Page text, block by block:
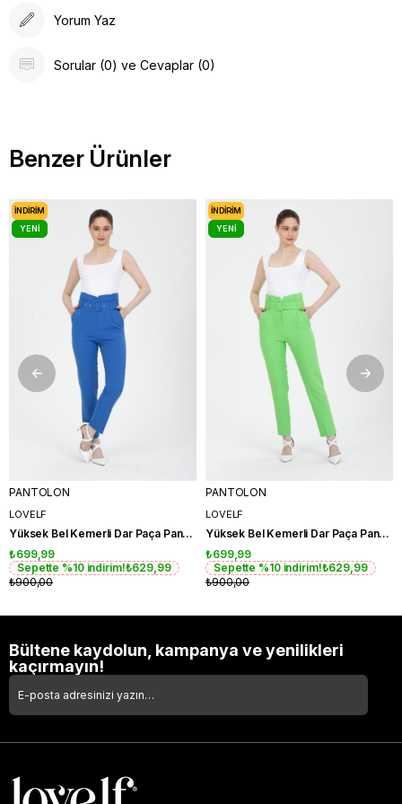
Yorum Yaz
Sorular (0) ve Cevaplar (0)
Benzer Ürünler
PANTOLON
LOVELF
Yüksek Bel Kemerli Dar Paça Pantolon
₺699,99
Sepette %10 indirim!₺629,99
₺900,00
İNDIRIM
YENI
PANTOLON
LOVELF
Yüksek Bel Kemerli Dar Paça Pantolon
₺699,99
Sepette %10 indirim!₺629,99
₺900,00
İNDIRIM
YENI
Bültene kaydolun, kampanya ve yenilikleri
kaçırmayın!